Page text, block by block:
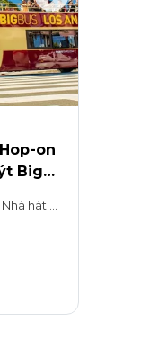
on
Big